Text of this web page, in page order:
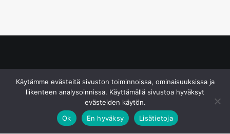
Käytämme evästeitä sivuston toiminnoissa, ominaisuuksissa ja
liikenteen analysoinnissa. Käyttämällä sivustoa hyväksyt
evästeiden käytön.
Ok
En hyväksy Lisätietoja